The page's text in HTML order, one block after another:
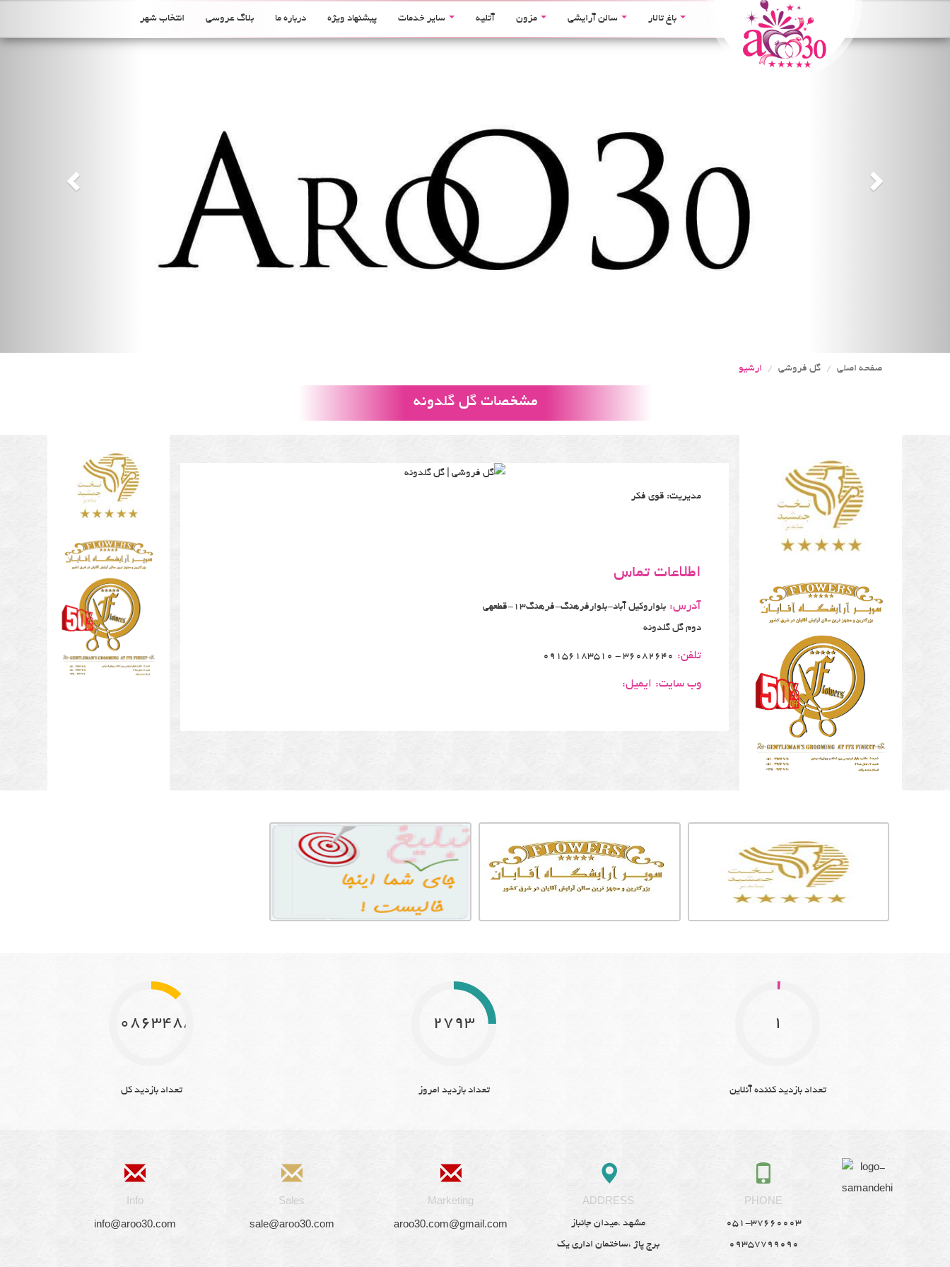
باغ تالار سالن آرایشی مزون آتلیه سایر خدمات پیشنهاد ویژه درباره ما بلاگ عروسی انتخاب شهر
صفحه اصلی گل فروشی ارشیو
مشخصات گل گلدونه
مدیریت: قوی فکر
اطلاعات تماس
آدرس:
بلواروکیل آباد-بلوارفرهنگ-فرهنگ13-قطعهی
دوم گل گلدونه
تلفن: 36082640 - 09156183510
وب سایت: ایمیل:
1
تعداد بازدید کننده آنلاین
2793
تعداد بازدید امروز
10863488
تعداد بازدید کل
Info
info@aroo30.com
Sales
sale@aroo30.com
Marketing
aroo30.com@gmail.com
ADDRESS
مشهد ،میدان جانباز
برج پاژ ،ساختمان اداری یک
PHONE
051-37660003
09357799090